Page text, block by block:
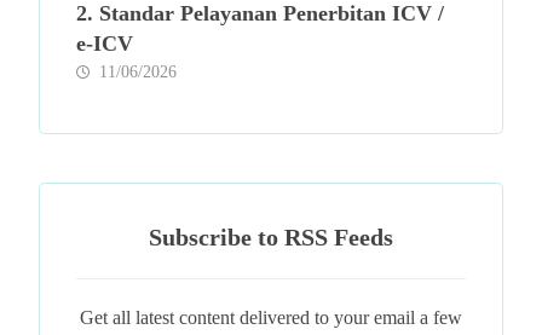
2. Standar Pelayanan Penerbitan ICV /
e-ICV
11/06/2026
Subscribe to RSS Feeds
Get all latest content delivered to your email a few